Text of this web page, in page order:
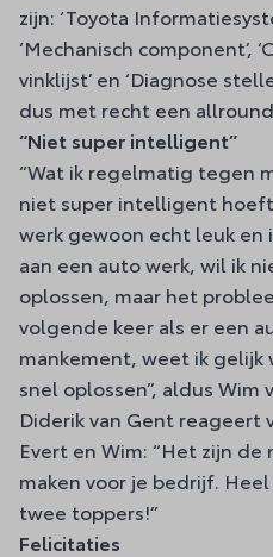
zijn: ‘Toyota
‘Mechanisch component’,
vinklijst’ en ‘Diagnose
dus met recht een
“Niet super intelligent”
“Wat ik regelmatig tegen
niet super intelligent
werk gewoon echt leuk en
aan een auto werk, wil ik
oplossen, maar het
volgende keer als er een
mankement, weet ik gelijk
snel oplossen”, aldus Wim
Diderik van Gent reageert
Evert en Wim: “Het zijn
maken voor je bedrijf.
twee toppers!”
Felicitaties